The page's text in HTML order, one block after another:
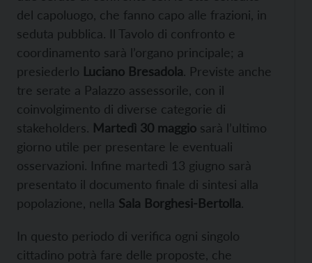
del capoluogo, che fanno capo alle frazioni, in
seduta pubblica. Il Tavolo di confronto e
coordinamento sarà l’organo principale; a
presiederlo Luciano Bresadola. Previste anche
tre serate a Palazzo assessorile, con il
coinvolgimento di diverse categorie di
stakeholders. Martedì 30 maggio sarà l’ultimo
giorno utile per presentare le eventuali
osservazioni. Infine martedì 13 giugno sarà
presentato il documento finale di sintesi alla
popolazione, nella Sala Borghesi-Bertolla.
In questo periodo di verifica ogni singolo
cittadino potrà fare delle proposte, che